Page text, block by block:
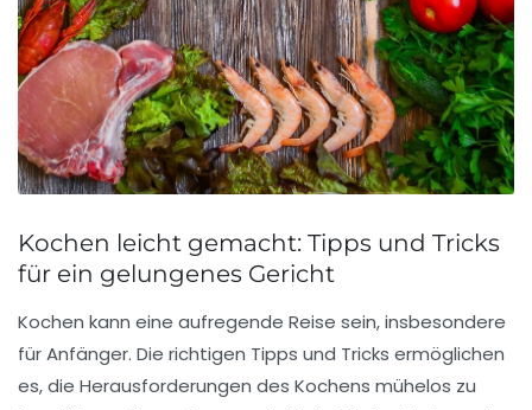
Kochen leicht gemacht: Tipps und Tricks
für ein gelungenes Gericht
Kochen kann eine aufregende Reise sein, insbesondere
fürAnfänger. Die richtigen Tipps und Tricks ermöglichen
es, die Herausforderungen des Kochens mühelos zu